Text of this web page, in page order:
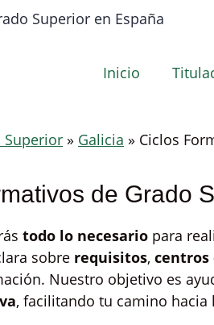
Inicio
Superior » Galicia » Ciclos
de Grado
todo lo necesario para
sobre requisitos, centros
Nuestro objetivo es
, facilitando tu camino